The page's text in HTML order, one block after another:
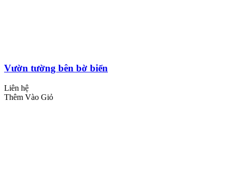
Vườn tường bên bờ biển
Liên hệ
Thêm Vào Giỏ